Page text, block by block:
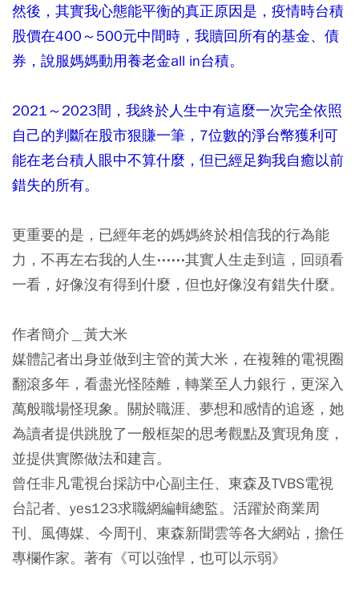
然後，其實我心態能平衡的真正原因是，疫情時台積
股價在400～500元中間時，我贖回所有的基金、債
券，說服媽媽動用養老金all in台積。
2021～2023間，我終於人生中有這麼一次完全依照
自己的判斷在股市狠賺一筆，7位數的淨台幣獲利可
能在老台積人眼中不算什麼，但已經足夠我自癒以前
錯失的所有。
更重要的是，已經年老的媽媽終於相信我的行為能
力，不再左右我的人生⋯⋯其實人生走到這，回頭看
一看，好像沒有得到什麼，但也好像沒有錯失什麼。
作者簡介＿黃大米
媒體記者出身並做到主管的黃大米，在複雜的電視圈
翻滾多年，看盡光怪陸離，轉業至人力銀行，更深入
萬般職場怪現象。關於職涯、夢想和感情的追逐，她
為讀者提供跳脫了一般框架的思考觀點及實現角度，
並提供實際做法和建言。
曾任非凡電視台採訪中心副主任、東森及TVBS電視
台記者、yes123求職網編輯總監。活躍於商業周
刊、風傳媒、今周刊、東森新聞雲等各大網站，擔任
專欄作家。著有《可以強悍，也可以示弱》